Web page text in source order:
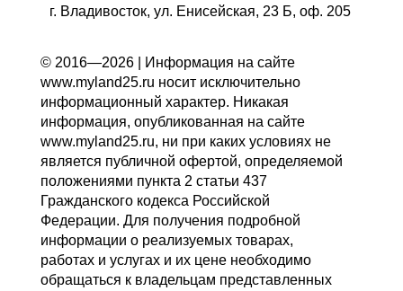
г. Владивосток, ул. Енисейская, 23 Б, оф. 205
© 2016—2026 | Информация на сайте
www.myland25.ru носит исключительно
информационный характер. Никакая
информация, опубликованная на сайте
www.myland25.ru, ни при каких условиях не
является публичной офертой, определяемой
положениями пункта 2 статьи 437
Гражданского кодекса Российской
Федерации. Для получения подробной
информации о реализуемых товарах,
работах и услугах и их цене необходимо
обращаться к владельцам представленных